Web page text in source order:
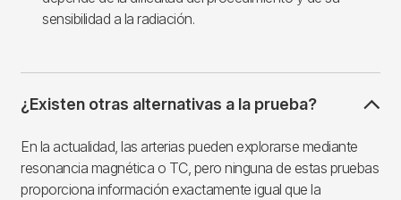
sensibilidad a la radiación.
¿Existen otras alternativas a la prueba?
En la actualidad, las arterias pueden explorarse mediante
resonancia magnética o TC, pero ninguna de estas pruebas
proporciona información exactamente igual que la